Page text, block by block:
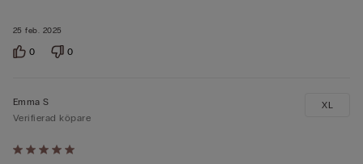
25 feb. 2025
0 0
Värderad
Emma S
Verifierad köpare
XL